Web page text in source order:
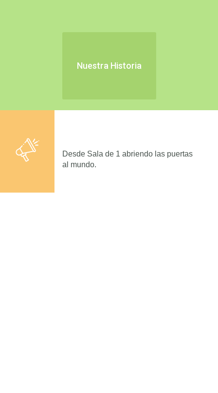
Nuestra Historia
Desde Sala de 1 abriendo las puertas
al mundo.